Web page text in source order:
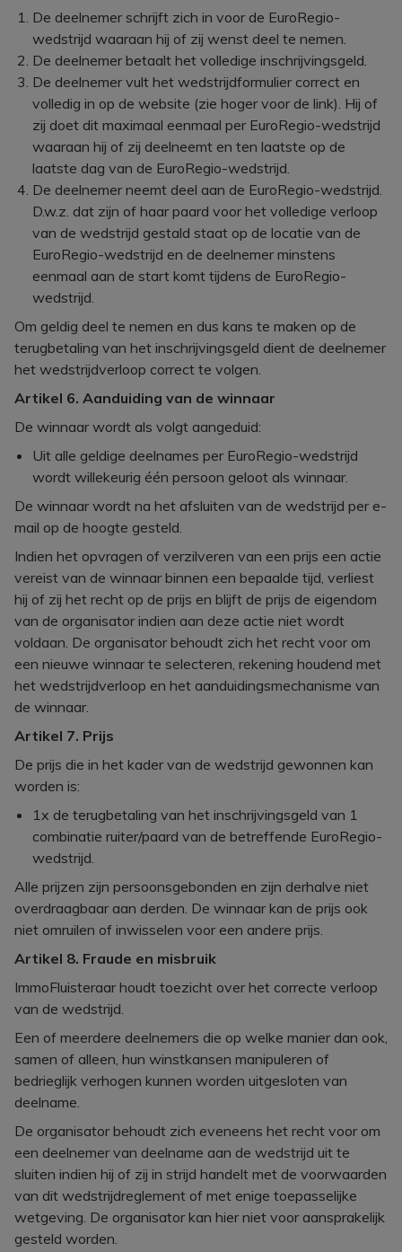
De deelnemer schrijft zich in voor de EuroRegio-
wedstrijd waaraan hij of zij wenst deel te nemen.
De deelnemer betaalt het volledige inschrijvingsgeld.
De deelnemer vult het wedstrijdformulier correct en
volledig in op de website (zie hoger voor de link). Hij of
zij doet dit maximaal eenmaal per EuroRegio-wedstrijd
waaraan hij of zij deelneemt en ten laatste op de
laatste dag van de EuroRegio-wedstrijd.
De deelnemer neemt deel aan de EuroRegio-wedstrijd.
D.w.z. dat zijn of haar paard voor het volledige verloop
van de wedstrijd gestald staat op de locatie van de
EuroRegio-wedstrijd en de deelnemer minstens
eenmaal aan de start komt tijdens de EuroRegio-
wedstrijd.
Om geldig deel te nemen en dus kans te maken op de
terugbetaling van het inschrijvingsgeld dient de deelnemer
het wedstrijdverloop correct te volgen.
Artikel 6. Aanduiding van de winnaar
De winnaar wordt als volgt aangeduid:
Uit alle geldige deelnames per EuroRegio-wedstrijd
wordt willekeurig één persoon geloot als winnaar.
De winnaar wordt na het afsluiten van de wedstrijd per e-
mail op de hoogte gesteld.
Indien het opvragen of verzilveren van een prijs een actie
vereist van de winnaar binnen een bepaalde tijd, verliest
hij of zij het recht op de prijs en blijft de prijs de eigendom
van de organisator indien aan deze actie niet wordt
voldaan. De organisator behoudt zich het recht voor om
een nieuwe winnaar te selecteren, rekening houdend met
het wedstrijdverloop en het aanduidingsmechanisme van
de winnaar.
Artikel 7. Prijs
De prijs die in het kader van de wedstrijd gewonnen kan
worden is:
1x de terugbetaling van het inschrijvingsgeld van 1
combinatie ruiter/paard van de betreffende EuroRegio-
wedstrijd.
Alle prijzen zijn persoonsgebonden en zijn derhalve niet
overdraagbaar aan derden. De winnaar kan de prijs ook
niet omruilen of inwisselen voor een andere prijs.
Artikel 8. Fraude en misbruik
ImmoFluisteraar houdt toezicht over het correcte verloop
van de wedstrijd.
Een of meerdere deelnemers die op welke manier dan ook,
samen of alleen, hun winstkansen manipuleren of
bedrieglijk verhogen kunnen worden uitgesloten van
deelname.
De organisator behoudt zich eveneens het recht voor om
een deelnemer van deelname aan de wedstrijd uit te
sluiten indien hij of zij in strijd handelt met de voorwaarden
van dit wedstrijdreglement of met enige toepasselijke
wetgeving. De organisator kan hier niet voor aansprakelijk
gesteld worden.